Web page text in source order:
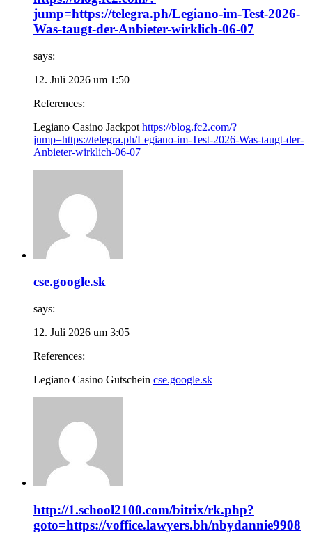
jump=https://telegra.ph/Legiano-im-Test-2026-
Was-taugt-der-Anbieter-wirklich-06-07
says:
12. Juli 2026 um 1:50
References:
Legiano Casino Jackpot https://blog.fc2.com/?
jump=https://telegra.ph/Legiano-im-Test-2026-Was-taugt-der-
Anbieter-wirklich-06-07
cse.google.sk
says:
12. Juli 2026 um 3:05
References:
Legiano Casino Gutschein cse.google.sk
http://1.school2100.com/bitrix/rk.php?
goto=https://voffice.lawyers.bh/nbydannie9908